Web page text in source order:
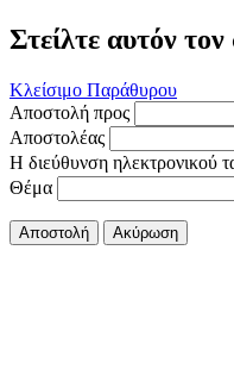
Στείλτε αυτόν
Κλείσιμο Παράθυρου
Αποστολή προς
Αποστολέας
Η διεύθυνση ηλεκτρονικού
Θέμα
Αποστολή Ακύρωση